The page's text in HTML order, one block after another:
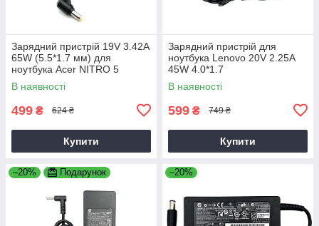
Зарядний пристрій 19V 3.42A
65W (5.5*1.7 мм) для
ноутбука Acer NITRO 5
AN515-31 65
В наявності
499 ₴ 624 ₴
Купити
Зарядний пристрій для
ноутбука Lenovo 20V 2.25A
45W 4.0*1.7
В наявності
599 ₴ 749 ₴
Купити
–20% Подарунок –20%